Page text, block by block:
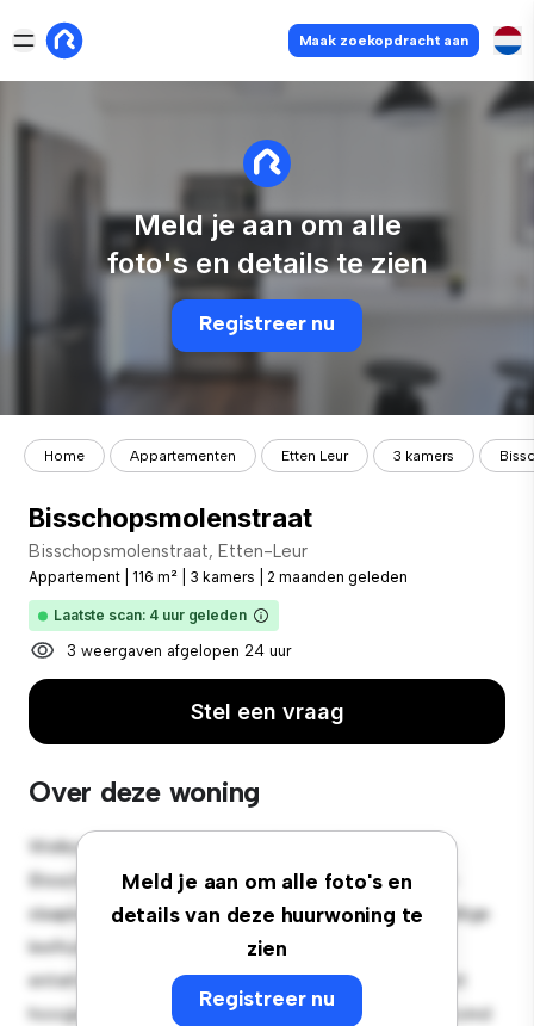
Maak zoekopdracht aan
Meld je aan om alle
foto's en details te zien
Registreer nu
Home Appartementen Etten Leur 3 kamers
Bisschopsmolenstraat
Bisschopsmolenstraat, Etten-Leur
Appartement 116 m² 3 kamers 2 maanden geleden
Laatste scan: 4 uur geleden
3 weergaven afgelopen 24 uur
Stel een vraag
Over deze woning
Meld je aan om alle foto's en
details van deze huurwoning te
zien
Registreer nu
Welkom bij je nieuwe toevluchtsoord in
Bisschopsmolenstraat, Etten-Leur! Dit moderne 3-
slaapkamerappartement biedt een stijlvolle en gezellige
leefruimte. De open indeling is perfect voor
entertainment en de strakke keuken is uitgerust met
hoogwaardige apparatuur. Dankzij de toplocatie bevind